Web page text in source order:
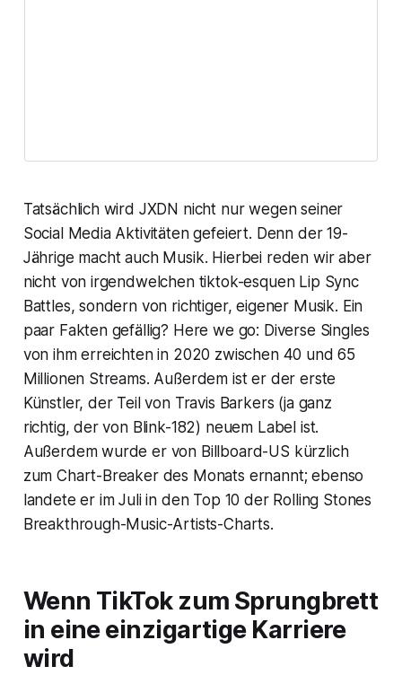
Tatsächlich wird JXDN nicht nur wegen seiner
Social Media Aktivitäten gefeiert. Denn der 19-
Jährige macht auch Musik. Hierbei reden wir aber
nicht von irgendwelchen tiktok-esquen Lip Sync
Battles, sondern von richtiger, eigener Musik. Ein
paar Fakten gefällig? Here we go: Diverse Singles
von ihm erreichten in 2020 zwischen 40 und 65
Millionen Streams. Außerdem ist er der erste
Künstler, der Teil von Travis Barkers (ja ganz
richtig, der von Blink-182) neuem Label ist.
Außerdem wurde er von Billboard-US kürzlich
zum Chart-Breaker des Monats ernannt; ebenso
landete er im Juli in den Top 10 der Rolling Stones
Breakthrough-Music-Artists-Charts.
Wenn TikTok zum Sprungbrett
in eine einzigartige Karriere
wird